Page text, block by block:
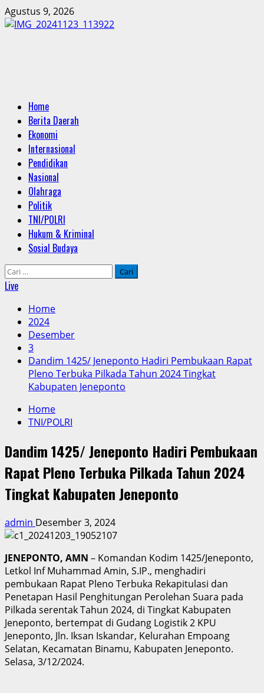
Skip
to
Agustus 9, 2026
Primary
Menu
Home
Berita Daerah
Ekonomi
Internasional
Pendidikan
Nasional
Olahraga
Politik
TNI/POLRI
Hukum & Kriminal
Sosial Budaya
Cari
untuk:
Live
Home
2024
Desember
3
Dandim 1425/ Jeneponto Hadiri Pembukaan Rapat
Pleno Terbuka Pilkada Tahun 2024 Tingkat
Kabupaten Jeneponto
Home
TNI/POLRI
Dandim 1425/ Jeneponto Hadiri Pembukaan
Rapat Pleno Terbuka Pilkada Tahun 2024
Tingkat Kabupaten Jeneponto
admin Desember 3, 2024
JENEPONTO, AMN – Komandan Kodim 1425/Jeneponto,
Letkol Inf Muhammad Amin, S.IP., menghadiri
pembukaan Rapat Pleno Terbuka Rekapitulasi dan
Penetapan Hasil Penghitungan Perolehan Suara pada
Pilkada serentak Tahun 2024, di Tingkat Kabupaten
Jeneponto, bertempat di Gudang Logistik 2 KPU
Jeneponto, Jln. Iksan Iskandar, Kelurahan Empoang
Selatan, Kecamatan Binamu, Kabupaten Jeneponto.
Selasa, 3/12/2024.